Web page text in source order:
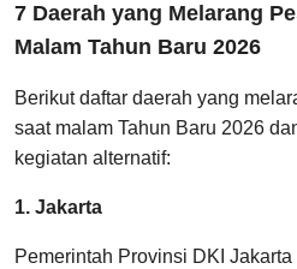
7 Daerah yang Melarang
Malam Tahun Baru 2026
Berikut daftar daerah yang
saat malam Tahun Baru 2026
kegiatan alternatif:
1. Jakarta
Pemerintah Provinsi DKI